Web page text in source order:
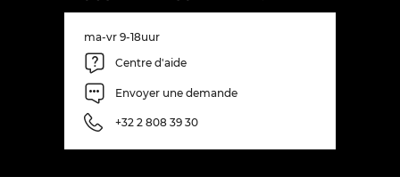
ma-vr 9-18uur
Centre d'aide
Envoyer une demande
+32 2 808 39 30